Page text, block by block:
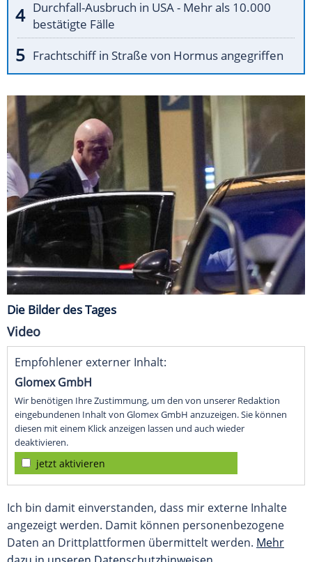
Durchfall-Ausbruch in USA - Mehr als 10.000
bestätigte Fälle
Frachtschiff in Straße von Hormus angegriffen
Die Bilder des Tages
Video
Empfohlener externer Inhalt:
Glomex GmbH
Wir benötigen Ihre Zustimmung, um den von unserer Redaktion
eingebundenen Inhalt von Glomex GmbH anzuzeigen. Sie können
diesen mit einem Klick anzeigen lassen und auch wieder
deaktivieren.
jetzt aktivieren
Ich bin damit einverstanden, dass mir externe Inhalte
angezeigt werden. Damit können personenbezogene
Daten an Drittplattformen übermittelt werden. Mehr